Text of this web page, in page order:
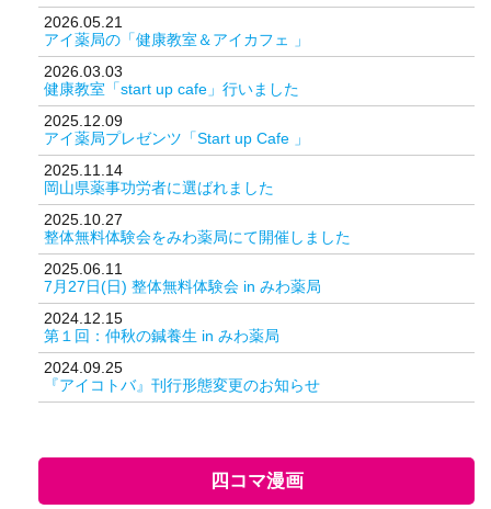
2026.05.21
アイ薬局の「健康教室＆アイカフェ 」
2026.03.03
健康教室「start up cafe」行いました
2025.12.09
アイ薬局プレゼンツ「Start up Cafe 」
2025.11.14
岡山県薬事功労者に選ばれました
2025.10.27
整体無料体験会をみわ薬局にて開催しました
2025.06.11
7月27日(日) 整体無料体験会 in みわ薬局
2024.12.15
第１回：仲秋の鍼養生 in みわ薬局
2024.09.25
『アイコトバ』刊行形態変更のお知らせ
四コマ漫画